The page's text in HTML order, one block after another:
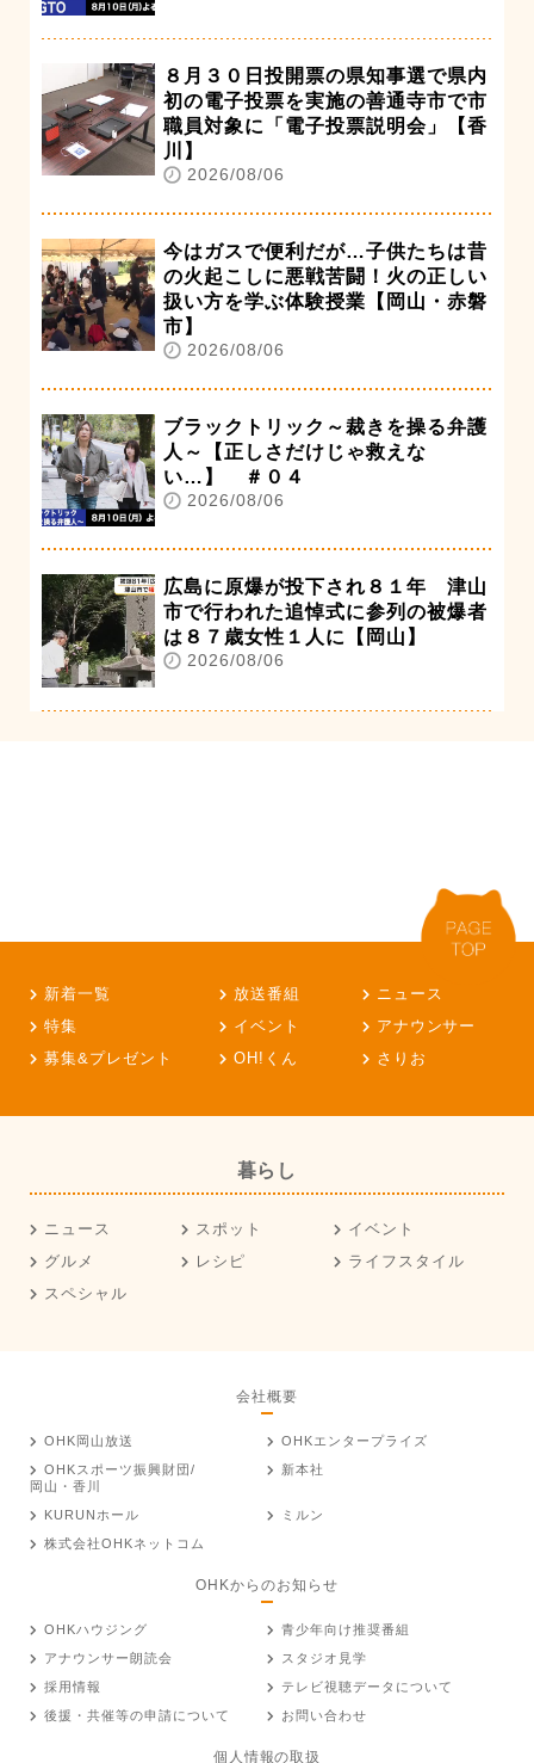
８月３０日投開票の県知事選で県内
初の電子投票を実施の善通寺市で市
職員対象に「電子投票説明会」【香
川】
2026/08/06
今はガスで便利だが…子供たちは昔
の火起こしに悪戦苦闘！火の正しい
扱い方を学ぶ体験授業【岡山・赤磐
市】
2026/08/06
ブラックトリック～裁きを操る弁護
人～【正しさだけじゃ救えな
い…】 ＃０４
2026/08/06
広島に原爆が投下され８１年 津山
市で行われた追悼式に参列の被爆者
は８７歳女性１人に【岡山】
2026/08/06
新着一覧 放送番組
ニュース
特集
イベント
アナウンサー
募集&プレゼント
OH!くん さりお
暮らし
ニュース スポット
イベント
グルメ
レシピ
ライフスタイル
スペシャル
会社概要
OHK岡山放送
OHKエンタープライズ
OHKスポーツ振興財団/
岡山・香川
新本社
KURUNホール
ミルン
株式会社OHKネットコム
OHKからのお知らせ
OHKハウジング
青少年向け推奨番組
アナウンサー朗読会
スタジオ見学
採用情報
テレビ視聴データについて
後援・共催等の申請について
お問い合わせ
個人情報の取扱